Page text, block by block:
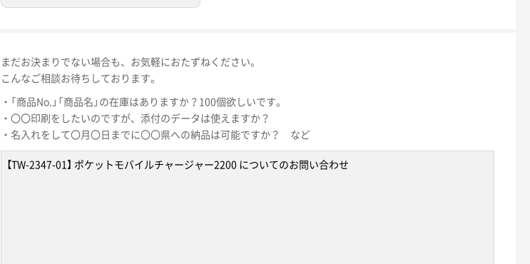
まだお決まりでない場合も、お気軽におたずねください。
こんなご相談お待ちしております。
・「商品No.」「商品名」の在庫はありますか？100個欲しいです。
・〇〇印刷をしたいのですが、添付のデータは使えますか？
・名入れをして〇月〇日までに〇〇県への納品は可能ですか？ など